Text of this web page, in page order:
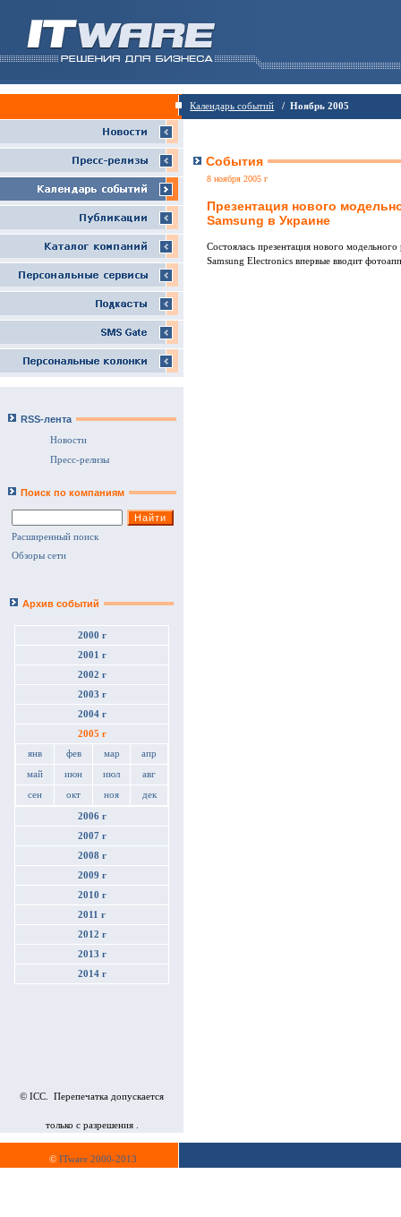
Календарь событий / Ноябрь 2005
RSS-лента
Новости
Пресс-релизы
Поиск по компаниям
Расширенный поиск
Обзоры сети
Архив событий
2000 г
2001 г
2002 г
2003 г
2004 г
2005 г
янв
фев мар апр
май июн июл авг
сен окт ноя дек
2006 г
2007 г
2008 г
2009 г
2010 г
2011 г
2012 г
2013 г
2014 г
© ICC. Перепечатка допускается
только с разрешения .
События
8 ноября 2005 г
Презентация нового
Samsung в Украине
Состоялась презентация нового
Samsung Electronics впервые вводит
© ITware 2000-2013